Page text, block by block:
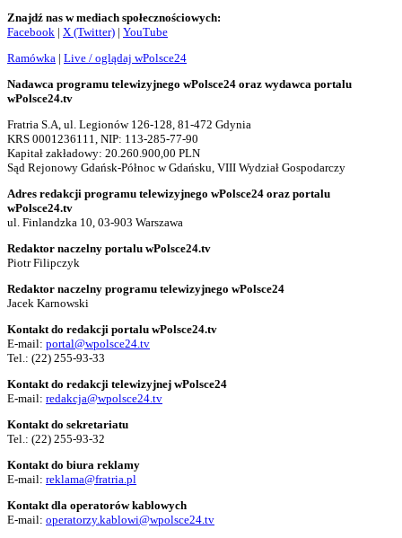
Znajdź nas w mediach społecznościowych:
Facebook | X (Twitter) | YouTube
Ramówka | Live / oglądaj wPolsce24
Nadawca programu telewizyjnego wPolsce24 oraz wydawca portalu
wPolsce24.tv
Fratria S.A, ul. Legionów 126-128, 81-472 Gdynia
KRS 0001236111, NIP: 113-285-77-90
Kapitał zakładowy: 20.260.900,00 PLN
Sąd Rejonowy Gdańsk-Północ w Gdańsku, VIII Wydział Gospodarczy
Adres redakcji programu telewizyjnego wPolsce24 oraz portalu
wPolsce24.tv
ul. Finlandzka 10, 03-903 Warszawa
Redaktor naczelny portalu wPolsce24.tv
Piotr Filipczyk
Redaktor naczelny programu telewizyjnego wPolsce24
Jacek Karnowski
Kontakt do redakcji portalu wPolsce24.tv
E-mail: portal@wpolsce24.tv
Tel.: (22) 255-93-33
Kontakt do redakcji telewizyjnej wPolsce24
E-mail: redakcja@wpolsce24.tv
Kontakt do sekretariatu
Tel.: (22) 255-93-32
Kontakt do biura reklamy
E-mail: reklama@fratria.pl
Kontakt dla operatorów kablowych
E-mail: operatorzy.kablowi@wpolsce24.tv